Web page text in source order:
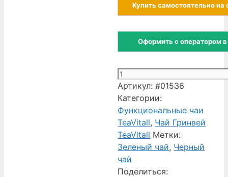
Купить самостоятельно на
Оформить с оператором
Количество
товара
Тонизирующий
чай
Гринвей
Bravo
4
пачка
75
Артикул:#01536
Категории:
Функциональные чаи
TeaVitall, Чай Гринвей
TeaVitall Метки:
Зеленый чай, Черный
чай
Поделиться: